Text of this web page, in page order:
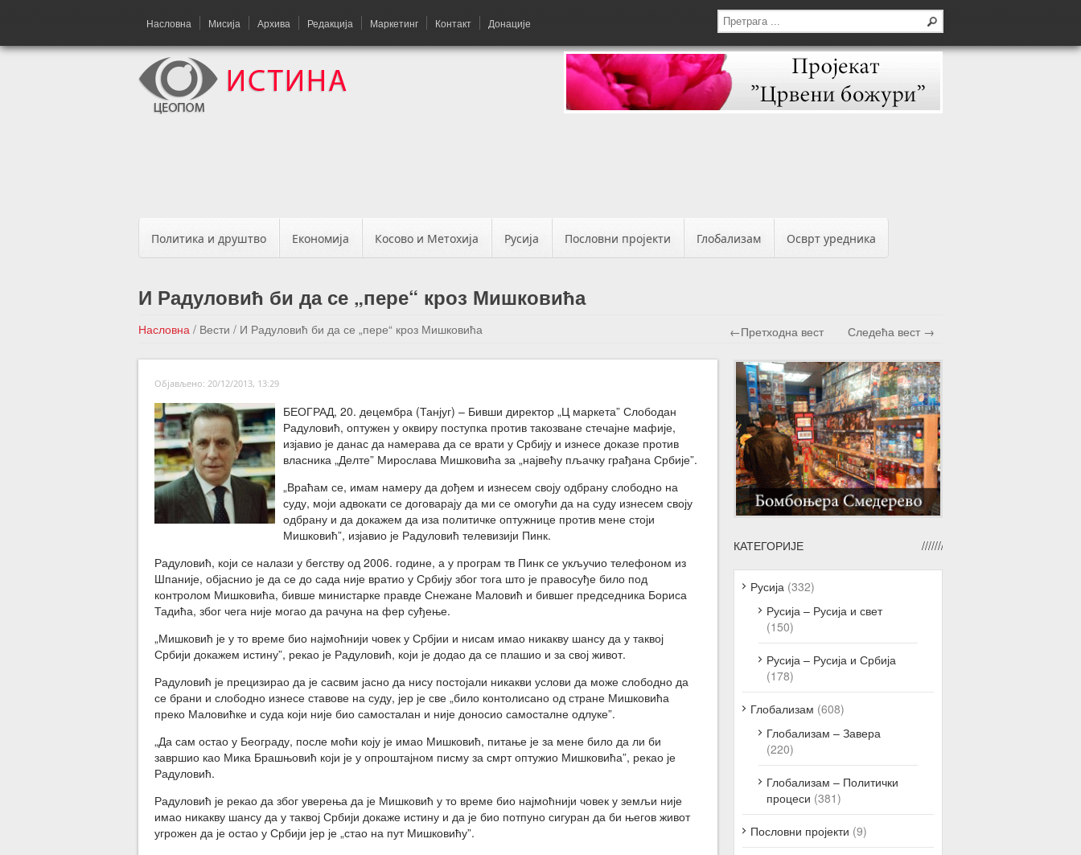
Насловна Мисија Архива Редакција Маркетинг Контакт Донације
Политика и друштво Економија Косово и Метохија Русија Пословни пројекти Глобализам Осврт уредника
И Радуловић би да се „пере“ кроз Мишковића
Насловна / Вести / И Радуловић би да се „пере“ кроз Мишковића ←Претходна вест Следећа вест →
Објављено: 20/12/2013, 13:29
БЕОГРАД, 20. децембра (Танјуг) – Бивши директор „Ц маркета” Слободан
Радуловић, оптужен у оквиру поступка против такозване стечајне мафије,
изјавио је данас да намерава да се врати у Србију и изнесе доказе против
власника „Делте” Мирослава Мишковића за „највећу пљачку грађана Србије”.
„Враћам се, имам намеру да дођем и изнесем своју одбрану слободно на
суду, моји адвокати се договарају да ми се омогући да на суду изнесем своју
одбрану и да докажем да иза политичке оптужнице против мене стоји
Мишковић”, изјавио је Радуловић телевизији Пинк.
Радуловић, који се налази у бегству од 2006. године, а у програм тв Пинк се укључио телефоном из
Шпаније, објаснио је да се до сада није вратио у Србију због тога што је правосуђе било под
контролом Мишковића, бивше министарке правде Снежане Маловић и бившег председника Бориса
Тадића, због чега није могао да рачуна на фер суђење.
„Мишковић је у то време био најмоћнији човек у Србјии и нисам имао никакву шансу да у таквој
Србији докажем истину”, рекао је Радуловић, који је додао да се плашио и за свој живот.
Радуловић је прецизирао да је сасвим јасно да нису постојали никакви услови да може слободно да
се брани и слободно изнесе ставове на суду, јер је све „било контолисано од стране Мишковића
преко Маловићке и суда који није био самосталан и није доносио самосталне одлуке”.
„Да сам остао у Београду, после моћи коју је имао Мишковић, питање је за мене било да ли би
завршио као Мика Брашњовић који је у опроштајном писму за смрт оптужио Мишковића”, рекао је
Радуловић.
Радуловић је рекао да због уверења да је Мишковић у то време био најмоћнији човек у земљи није
имао никакву шансу да у таквој Србији докаже истину и да је био потпуно сигуран да би његов живот
угрожен да је остао у Србији јер је „стао на пут Мишковићу”.
КАТЕГОРИЈЕ
Русија (332)
Русија – Русија и свет
(150)
Русија – Русија и Србија
(178)
Глобализам (608)
Глобализам – Завера
(220)
Глобализам – Политички
процеси (381)
Пословни пројекти (9)